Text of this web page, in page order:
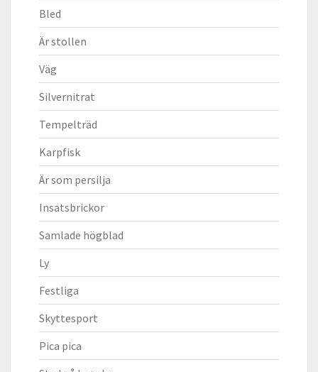
Bled
Är stollen
Väg
Silvernitrat
Tempelträd
Karpfisk
Är som persilja
Insatsbrickor
Samlade högblad
Ly
Festliga
Skyttesport
Pica pica